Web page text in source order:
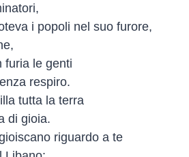
i popoli nel suo furore,
furia le genti
respiro.
tutta la terra
di gioia.
riguardo a te